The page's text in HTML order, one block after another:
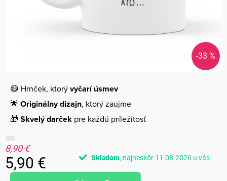
-33 %
😄 Hrnček, ktorývyčarí úsmev
🌟 Originálny dizajn, ktorý zaujme
🎁 Skvelý darček pre každú príležitosť
8,90 €
5,90 €
Jednotková
Skladom 11.08.2026